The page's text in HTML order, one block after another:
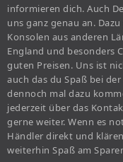
informieren dich. Auch
uns ganz genau an.
Konsolen aus anderen
England und besonders
guten Preisen. Uns ist
auch das du Spaß bei
dennoch mal dazu
jederzeit über das
gerne weiter. Wenn es
Händler direkt und
weiterhin Spaß am